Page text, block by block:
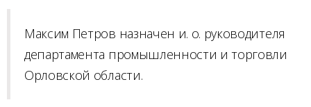
Максим Петров назначен и. о. руководителя
департамента промышленности и торговли
Орловской области.